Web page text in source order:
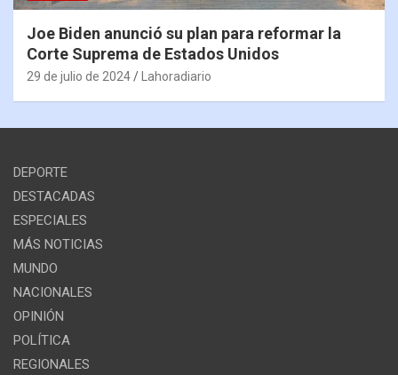
Joe Biden anunció su plan para reformar la
Corte Suprema de Estados Unidos
29 de julio de 2024 Lahoradiario
DEPORTE
DESTACADAS
ESPECIALES
MÁS NOTICIAS
MUNDO
NACIONALES
OPINIÓN
POLÍTICA
REGIONALES